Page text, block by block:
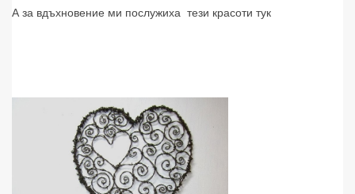
А за вдъхновение ми послужиха тези красоти тук